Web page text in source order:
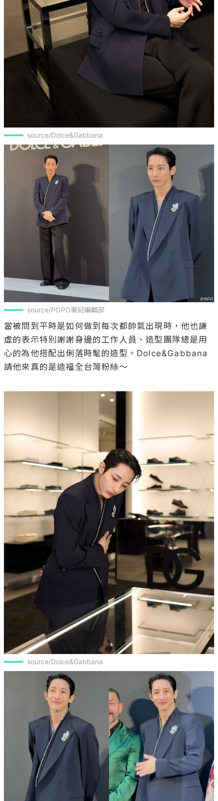
source/Dolce&Gabbana
source/POPO筆記編輯部
當被問到平時是如何做到每次都帥氣出現時，他也謙
虛的表示特別謝謝身邊的工作人員、造型團隊總是用
心的為他搭配出俐落時髦的造型。Dolce&Gabbana
請他來真的是造福全台灣粉絲～
source/Dolce&Gabbana